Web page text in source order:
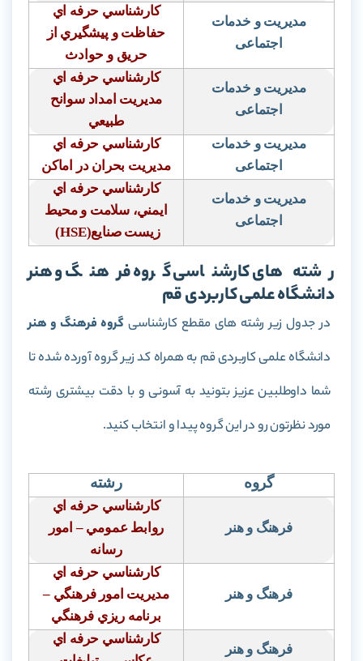
مدیریت و خدمات
اجتماعی
كارشناسي حرفه اي
حفاظت و پيشگيري از
حريق و حوادث
مدیریت و خدمات
اجتماعی
كارشناسي حرفه اي
مديريت امداد سوانح
طبيعي
مدیریت و خدمات
اجتماعی
كارشناسي حرفه اي
مديريت بحران در اماكن
مدیریت و خدمات
اجتماعی
كارشناسي حرفه اي
ايمني، سلامت و محيط
زيست صنايع(HSE)
رشته های کارشناسی گروه فرهنگ و هنر
دانشگاه علمی کاربردی قم
در جدول زیر رشته های مقطع کارشناسی گروه فرهنگ و هنر
دانشگاه علمی کاربردی قم به همراه کد زیر گروه آورده شده تا
شما داوطلبین عزیز بتونید به آسونی و با دقت بیشتری رشته
مورد نظرتون رو در این گروه پیدا و انتخاب کنید.
گروه رشته
فرهنگ و هنر
كارشناسي حرفه اي
روابط عمومي – امور
رسانه
فرهنگ و هنر
كارشناسي حرفه اي
مديريت امور فرهنگي–
برنامه ريزي فرهنگي
فرهنگ و هنر
كارشناسي حرفه اي